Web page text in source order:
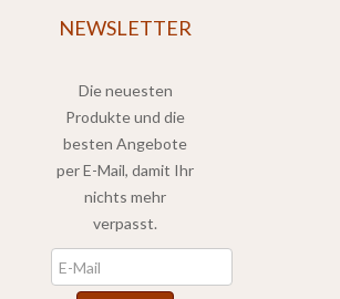
NEWSLETTER
Die neuesten
Produkte und die
besten Angebote
per E-Mail, damit Ihr
nichts mehr
verpasst.